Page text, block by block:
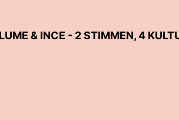
& INCE - 2 STIMMEN, 4